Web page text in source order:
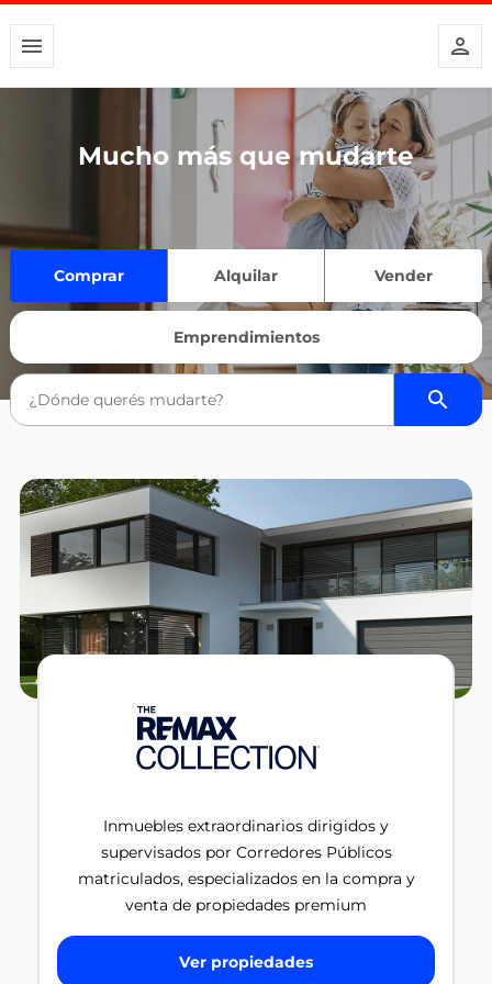
Mucho más que mudarte
Comprar Alquilar Vender
Emprendimientos
Inmuebles extraordinarios dirigidos y
supervisados por Corredores Públicos
matriculados, especializados en la compra y
venta de propiedades premium
Ver propiedades